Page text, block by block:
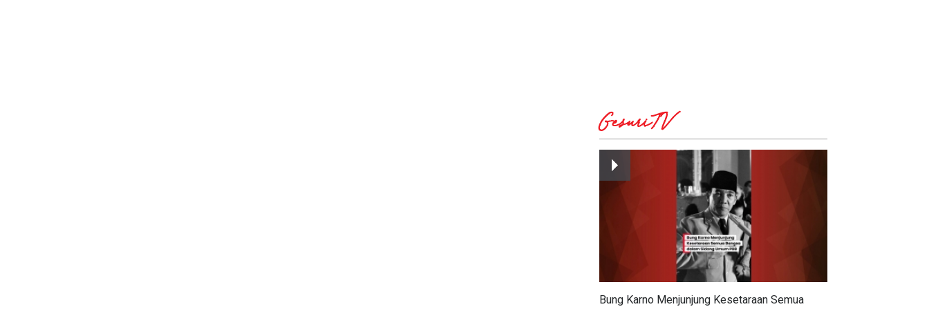
GesuriTV
Bung Karno Menjunjung Kesetaraan Semua